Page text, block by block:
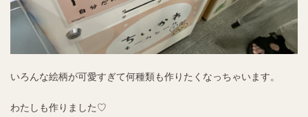
いろんな絵柄が可愛すぎて何種類も作りたくなっちゃいます。
わたしも作りました♡